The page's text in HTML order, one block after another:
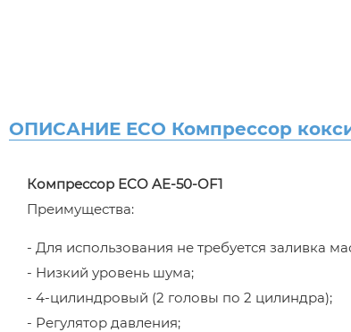
ОПИСАНИЕ ECO Компрессор
Компрессор ECO AE-50-OF1
Преимущества:
- Для использования не требуется заливка
- Низкий уровень шума;
- 4-цилиндровый (2 головы по 2 цилиндра);
- Регулятор давления;